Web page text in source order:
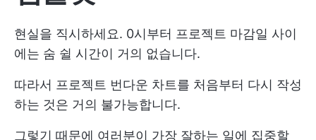
현실을 직시하세요. 0시부터 프로젝트 마감일 사이
에는 숨 쉴 시간이 거의 없습니다.
따라서 프로젝트 번다운 차트를 처음부터 다시 작성
하는 것은 거의 불가능합니다.
그렇기 때문에 여러분이 가장 잘하는 일에 집중할